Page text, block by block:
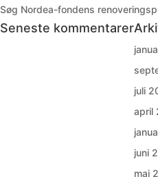
Søg Nordea-fondens
Seneste kommentarer
juli
april
juni
maj